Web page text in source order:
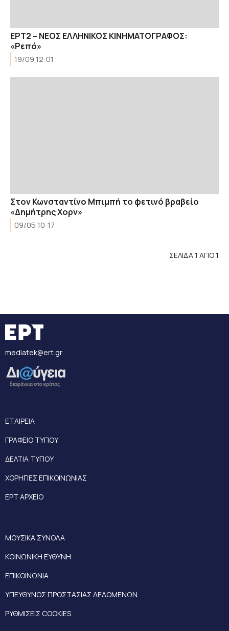
ΕΡΤ2 – ΝΕΟΣ ΕΛΛΗΝΙΚΟΣ ΚΙΝΗΜΑΤΟΓΡΑΦΟΣ:
«Ρεπό»
19/09 12:01
Στον Κωνσταντίνο Μπιμπή το φετινό βραβείο
«Δημήτρης Χορν»
09/05 10:17
ΣΕΛΙΔΑ 1 ΑΠΟ 1
mediatek@ert.gr
ΕΤΑΙΡΕΙΑ
ΓΡΑΦΕΙΟ ΤΥΠΟΥ
ΔΕΛΤΙΑ ΤΥΠΟΥ
ΧΟΡΗΓΙΕΣ ΕΠΙΚΟΙΝΩΝΙΑΣ
ΕΡΤ ΑΡΧΕΙΟ
ΜΟΥΣΙΚΑ ΣΥΝΟΛΑ
ΚΟΙΝΩΝΙΚΗ ΕΥΘΥΝΗ
ΕΠΙΚΟΙΝΩΝΙΑ
ΥΠΕΥΘΥΝΟΣ ΠΡΟΣΤΑΣΙΑΣ ΔΕΔΟΜΕΝΩΝ
ΡΥΘΜΙΣΕΙΣ COOKIES